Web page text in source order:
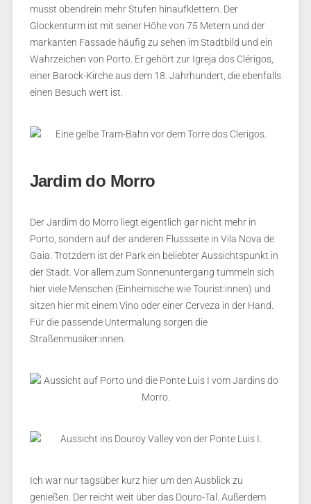
musst obendrein mehr Stufen hinaufklettern. Der
Glockenturm ist mit seiner Höhe von 75 Metern und der
markanten Fassade häufig zu sehen im Stadtbild und ein
Wahrzeichen von Porto. Er gehört zur Igreja dos Clérigos,
einer Barock-Kirche aus dem 18. Jahrhundert, die ebenfalls
einen Besuch wert ist.
Jardim do Morro
Der Jardim do Morro liegt eigentlich gar nicht mehr in
Porto, sondern auf der anderen Flussseite in Vila Nova de
Gaia. Trotzdem ist der Park ein beliebter Aussichtspunkt in
der Stadt. Vor allem zum Sonnenuntergang tummeln sich
hier viele Menschen (Einheimische wie Tourist:innen) und
sitzen hier mit einem Vino oder einer Cerveza in der Hand.
Für die passende Untermalung sorgen die
Straßenmusiker:innen.
Ich war nur tagsüber kurz hier um den Ausblick zu
genießen. Der reicht weit über das Douro-Tal. Außerdem